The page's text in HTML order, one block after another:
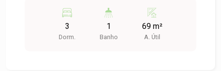
famílias ou profissionais que buscam conforto e
praticidade. Características do Apartamento: -
Tipo: Apartamento Padrão - Dormitórios: 3 - Área
3
Dorm.
1
Banho
69 m²
A. Útil